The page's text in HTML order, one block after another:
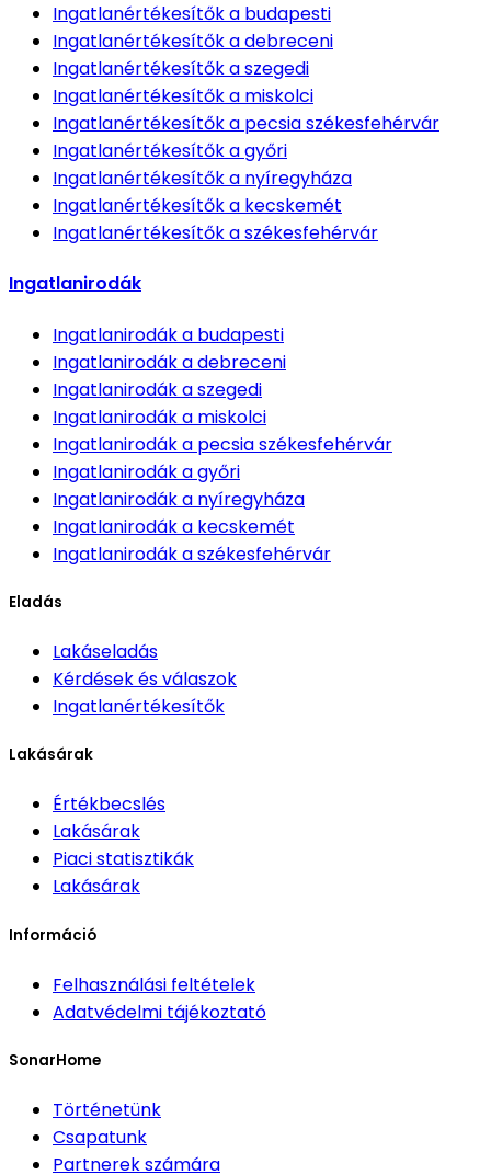
Ingatlanértékesítőka budapesti
Ingatlanértékesítőka debreceni
Ingatlanértékesítőka szegedi
Ingatlanértékesítőka miskolci
Ingatlanértékesítőka pecsia székesfehérvár
Ingatlanértékesítőka győri
Ingatlanértékesítőka nyíregyháza
Ingatlanértékesítőka kecskemét
Ingatlanértékesítőka székesfehérvár
Ingatlanirodák
Ingatlanirodáka budapesti
Ingatlanirodáka debreceni
Ingatlanirodáka szegedi
Ingatlanirodáka miskolci
Ingatlanirodáka pecsia székesfehérvár
Ingatlanirodáka győri
Ingatlanirodáka nyíregyháza
Ingatlanirodáka kecskemét
Ingatlanirodáka székesfehérvár
Eladás
Lakáseladás
Kérdések és válaszok
Ingatlanértékesítők
Lakásárak
Értékbecslés
Lakásárak
Piaci statisztikák
Lakásárak
Információ
Felhasználási feltételek
Adatvédelmi tájékoztató
SonarHome
Történetünk
Csapatunk
Partnerek számára